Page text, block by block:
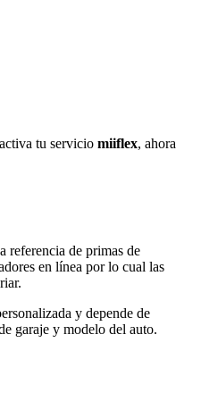
tu servicio miiflex, ahora
referencia de primas de
en línea por lo cual las
y depende de
garaje y modelo del auto.